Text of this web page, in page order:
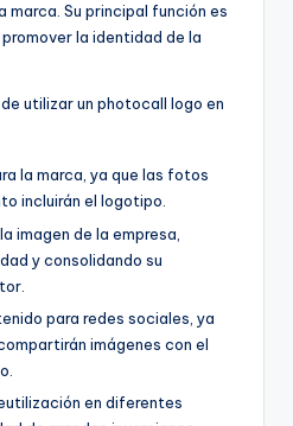
marca. Su principal función es
la identidad de la
utilizar un photocall logo en
la marca, ya que las fotos
incluirán el logotipo.
imagen de la empresa,
y consolidando su
para redes sociales, ya
imágenes con el
en diferentes